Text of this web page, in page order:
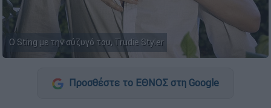
Ο Sting με την σύζυγό του, Trudie Styler
Προσθέστε το ΕΘΝΟΣ στη Google